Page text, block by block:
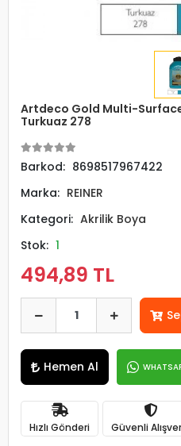
Artdeco Gold Multi-
Turkuaz 278
Barkod: 8698517967422
Marka: REINER
Kategori: Akrilik Boya
Stok: 1
494,89 TL
Hemen Al
Hızlı Gönderi Güvenli